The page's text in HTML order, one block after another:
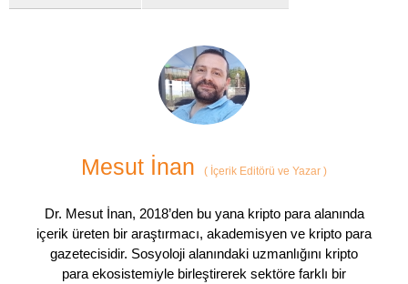
Mesut İnan ( İçerik Editörü ve Yazar )
Dr. Mesut İnan, 2018’den bu yana kripto para alanında
içerik üreten bir araştırmacı, akademisyen ve kripto para
gazetecisidir. Sosyoloji alanındaki uzmanlığını kripto
para ekosistemiyle birleştirerek sektöre farklı bir